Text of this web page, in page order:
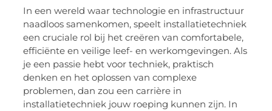
In een wereld waar technologie en infrastructuur
naadloos samenkomen, speelt installatietechniek
een cruciale rol bij het creëren van comfortabele,
efficiënte en veilige leef- en werkomgevingen. Als
je een passie hebt voor techniek, praktisch
denken en het oplossen van complexe
problemen, dan zou een carrière in
installatietechniek jouw roeping kunnen zijn. In